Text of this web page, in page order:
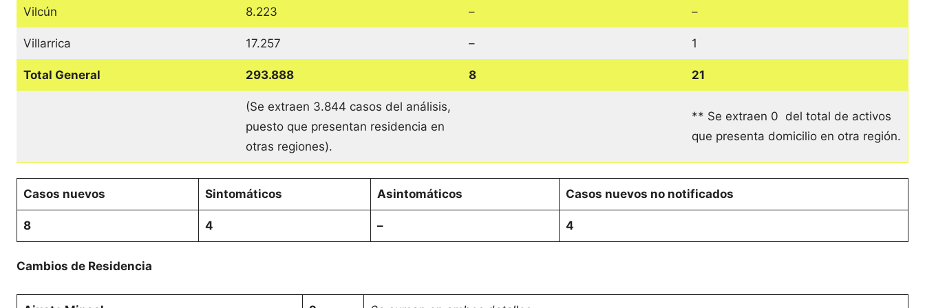
Vilcún 8.223 – –
Villarrica 17.257 – 1
Total General 293.888 8 21
(Se extraen 3.844 casos del análisis,
puesto que presentan residencia en
otras regiones).
** Se extraen 0 del total de activos
que presenta domicilio en otra región.
Casos nuevos Sintomáticos Asintomáticos Casos nuevos no notificados
8 4 – 4
Cambios de Residencia